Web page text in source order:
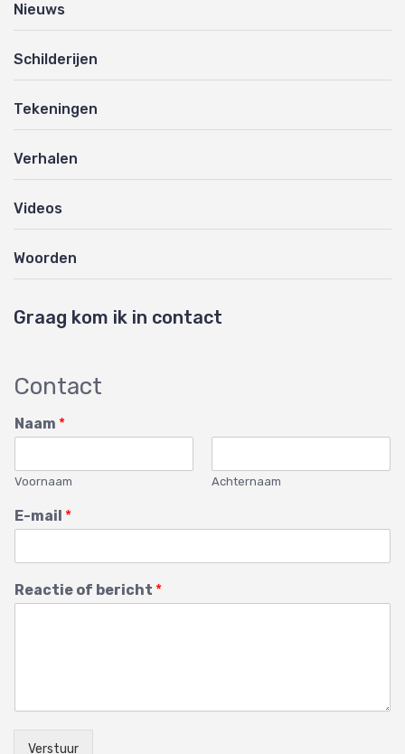
Nieuws
Schilderijen
Tekeningen
Verhalen
Videos
Woorden
Graag kom ik in contact
Contact
Naam *
Voornaam Achternaam
E-mail *
Reactie of bericht *
Verstuur